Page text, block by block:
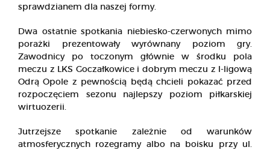
sprawdzianem dla naszej formy.
Dwa ostatnie spotkania niebiesko-czerwonych mimo
porażki prezentowały wyrównany poziom gry.
Zawodnicy po toczonym głównie w środku pola
meczu z LKS Goczałkowice i dobrym meczu z I-ligową
Odrą Opole z pewnością będą chcieli pokazać przed
rozpoczęciem sezonu najlepszy poziom piłkarskiej
wirtuozerii.
Jutrzejsze spotkanie zależnie od warunków
atmosferycznych rozegramy albo na boisku przy ul.